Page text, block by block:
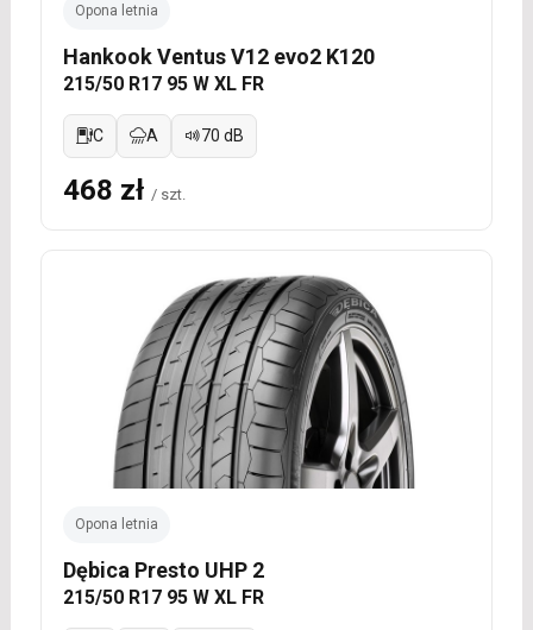
Opona letnia
Hankook Ventus V12 evo2 K120
215/50 R17 95 W XL FR
C A 70 dB
468 zł / szt.
Opona letnia
Dębica Presto UHP 2
215/50 R17 95 W XL FR